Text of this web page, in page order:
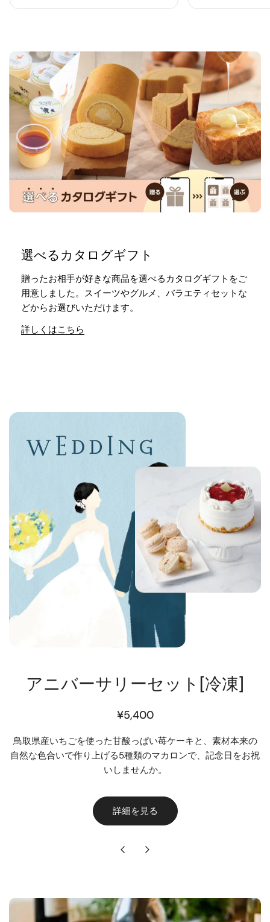
選べるカタログギフト
贈ったお相手が好きな商品を選べるカタログギフトをご
用意しました。スイーツやグルメ、バラエティセットな
どからお選びいただけます。
詳しくはこちら
アニバーサリーセット[冷凍]
通
価
格
¥5,400
鳥取県産いちごを使った甘酸っぱい苺ケーキと、素材本来の
自然な色合いで作り上げる5種類のマカロンで、記念日をお祝
いしませんか。
詳細を見る